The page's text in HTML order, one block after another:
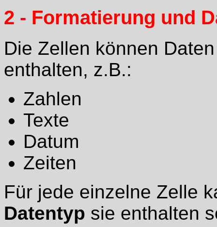
2 - Formatierung und
Die Zellen können
enthalten, z.B.:
Zahlen
Texte
Datum
Zeiten
Für jede einzelne Zelle
Datentyp sie enthalten